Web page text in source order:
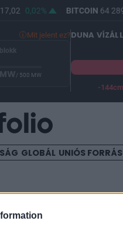
0,02% BITCOIN64
Mit jelent ez?
/ 500 MW
DUNA
-144cm
GLOBÁL UNIÓS